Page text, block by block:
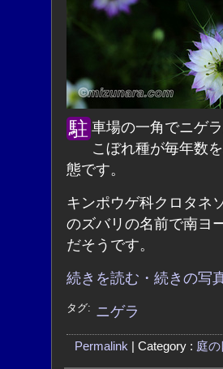
駐車場の一角でニゲラが咲き出しました。鉢植えの
こぼれ種が毎年数
態です。
キンポウゲ科クロタネ
のズバリの名前で南ヨ
だそうです。
続きを読む・続きの写
タグ: ニゲラ
Permalink | Category : 庭